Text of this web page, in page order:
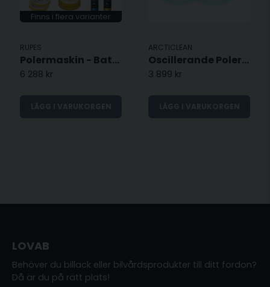
Finns i flera varianter
RUPES
Polermaskin - Batteri HLR21 iBrid 18V
6 288 kr
LÄGG I VARUKORGEN
ARCTICLEAN
Oscillerande Polermaskin - 125/150mm - DUAL SIZE
3 899 kr
LÄGG I VARUKORGEN
LOVAB
Behöver du billack eller bilvårdsprodukter till ditt fordon?
Då är du på rätt plats!